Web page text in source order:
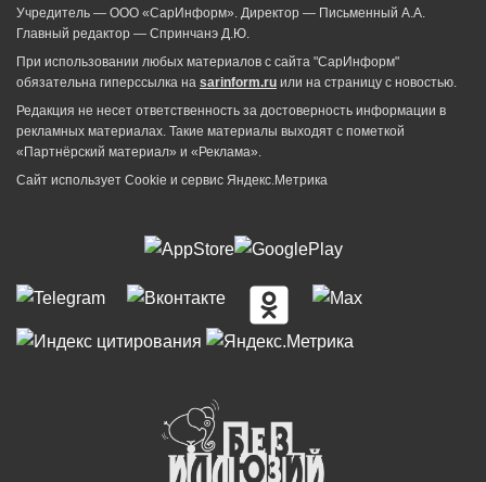
Учредитель — ООО «СарИнформ». Директор — Письменный А.А.
Главный редактор — Спринчанэ Д.Ю.
При использовании любых материалов с сайта "СарИнформ"
обязательна гиперссылка на sarinform.ru или на страницу с новостью.
Редакция не несет ответственность за достоверность информации в
рекламных материалах. Такие материалы выходят с пометкой
«Партнёрский материал» и «Реклама».
Сайт использует Cookie и сервиc Яндекс.Метрика